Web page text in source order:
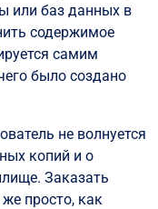
или баз данных в
содержимое
самим
было создано
не волнуется
копий и о
Заказать
просто, как